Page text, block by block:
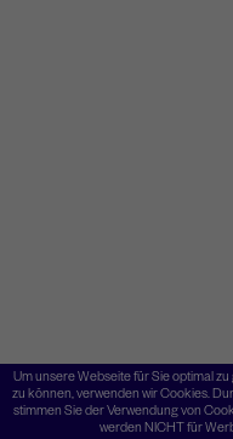
Um unsere Webseite für Sie optimal
zu können, verwenden wir Cookies.
stimmen Sie der Verwendung von
werden NICHT für